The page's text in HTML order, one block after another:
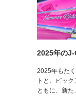
2025年のJ-
2025年もた
トと、ピッ
ともに、新